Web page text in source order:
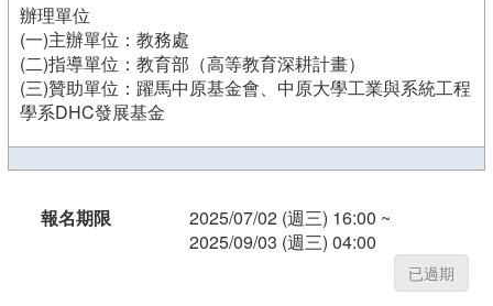
辦理單位
(一)主辦單位：教務處
(二)指導單位：教育部（高等教育深耕計畫）
(三)贊助單位：躍馬中原基金會、中原大學工業與系統工程
學系DHC發展基金
報名期限
2025/07/02 (週三) 16:00 ~
2025/09/03 (週三) 04:00
已過期